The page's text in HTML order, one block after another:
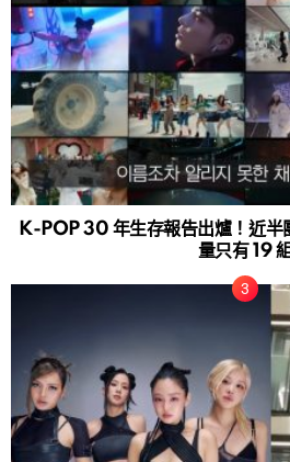
K-POP 30 年生存報告出爐！近半
量只有 19 組